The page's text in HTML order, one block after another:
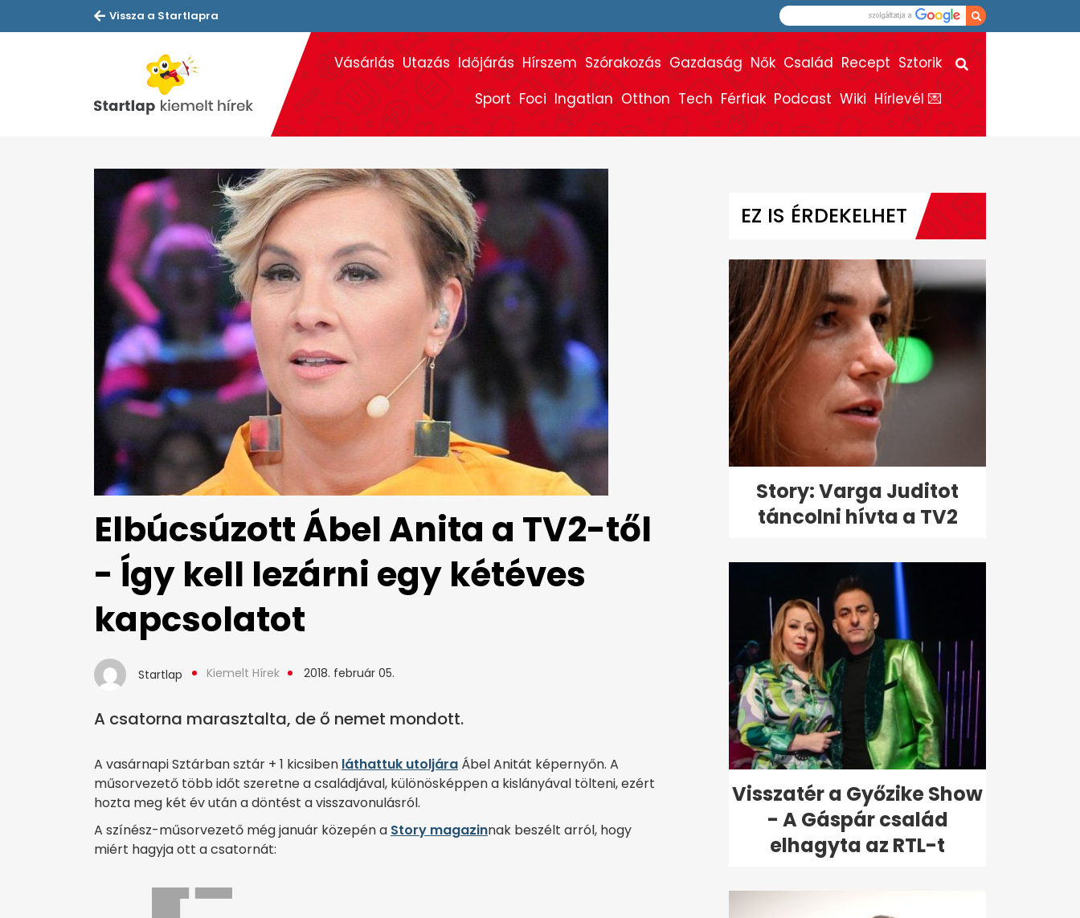
Vissza a Startlapra
Vásárlás Utazás Időjárás Hírszem Szórakozás Gazdaság Nők Család Recept Sztorik
Sport Foci Ingatlan Otthon Tech Férfiak Podcast Wiki Hírlevél 💌
Elbúcsúzott Ábel Anita a TV2-től
- Így kell lezárni egy kétéves
kapcsolatot
Startlap Kiemelt Hírek 2018. február 05.
A csatorna marasztalta, de ő nemet mondott.
A vasárnapi Sztárban sztár + 1 kicsiben láthattuk utoljára Ábel Anitát képernyőn. A
műsorvezető több időt szeretne a családjával, különösképpen a kislányával tölteni, ezért
hozta meg két év után a döntést a visszavonulásról.
A színész-műsorvezető még január közepén a Story magazinnak beszélt arról, hogy
miért hagyja ott a csatornát:
EZ IS ÉRDEKELHET
Story: Varga Juditot
táncolni hívta a TV2
Visszatér a Győzike Show
- A Gáspár család
elhagyta az RTL-t